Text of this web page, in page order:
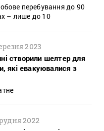
перебування до 90
– лише до 10
2023
створили шелтер для
які евакуювалися з
2022